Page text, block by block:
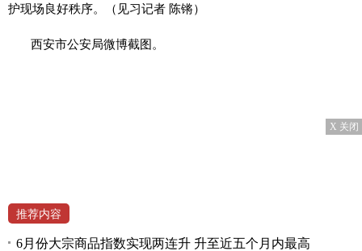
护现场良好秩序。（见习记者 陈锵）
西安市公安局微博截图。
X 关闭
推荐内容
6月份大宗商品指数实现两连升 升至近五个月内最高